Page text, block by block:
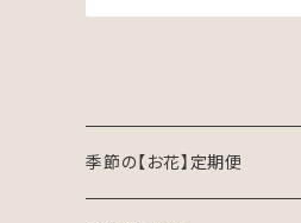
季節の【お花】定期便